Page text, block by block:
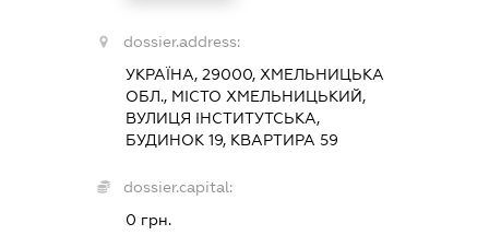
dossier.address:
УКРАЇНА, 29000, ХМЕЛЬНИЦЬКА
ОБЛ., МІСТО ХМЕЛЬНИЦЬКИЙ,
ВУЛИЦЯ ІНСТИТУТСЬКА,
БУДИНОК 19, КВАРТИРА 59
dossier.capital:
0 грн.